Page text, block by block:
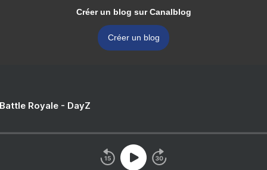
Créer un blog sur Canalblog
Créer un blog
Royale - DayZ